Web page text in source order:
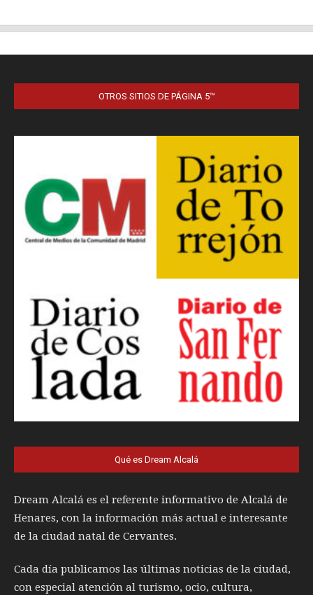
OTROS SITIOS DE PÁGINA 5™
Qué es Dream Alcalá
Dream Alcalá es el referente informativo de Alcalá de
Henares, con la información más actual e interesante
de la ciudad natal de Cervantes.
Cada día publicamos las últimas noticias de la ciudad,
con especial atención al turismo, ocio, cultura,